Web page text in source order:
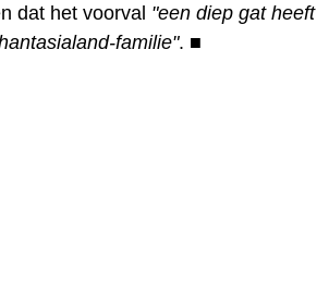
dat het voorval "een diep gat heeft
familie". ■